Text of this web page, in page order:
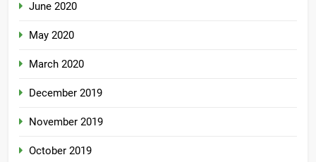
June 2020
May 2020
March 2020
December 2019
November 2019
October 2019